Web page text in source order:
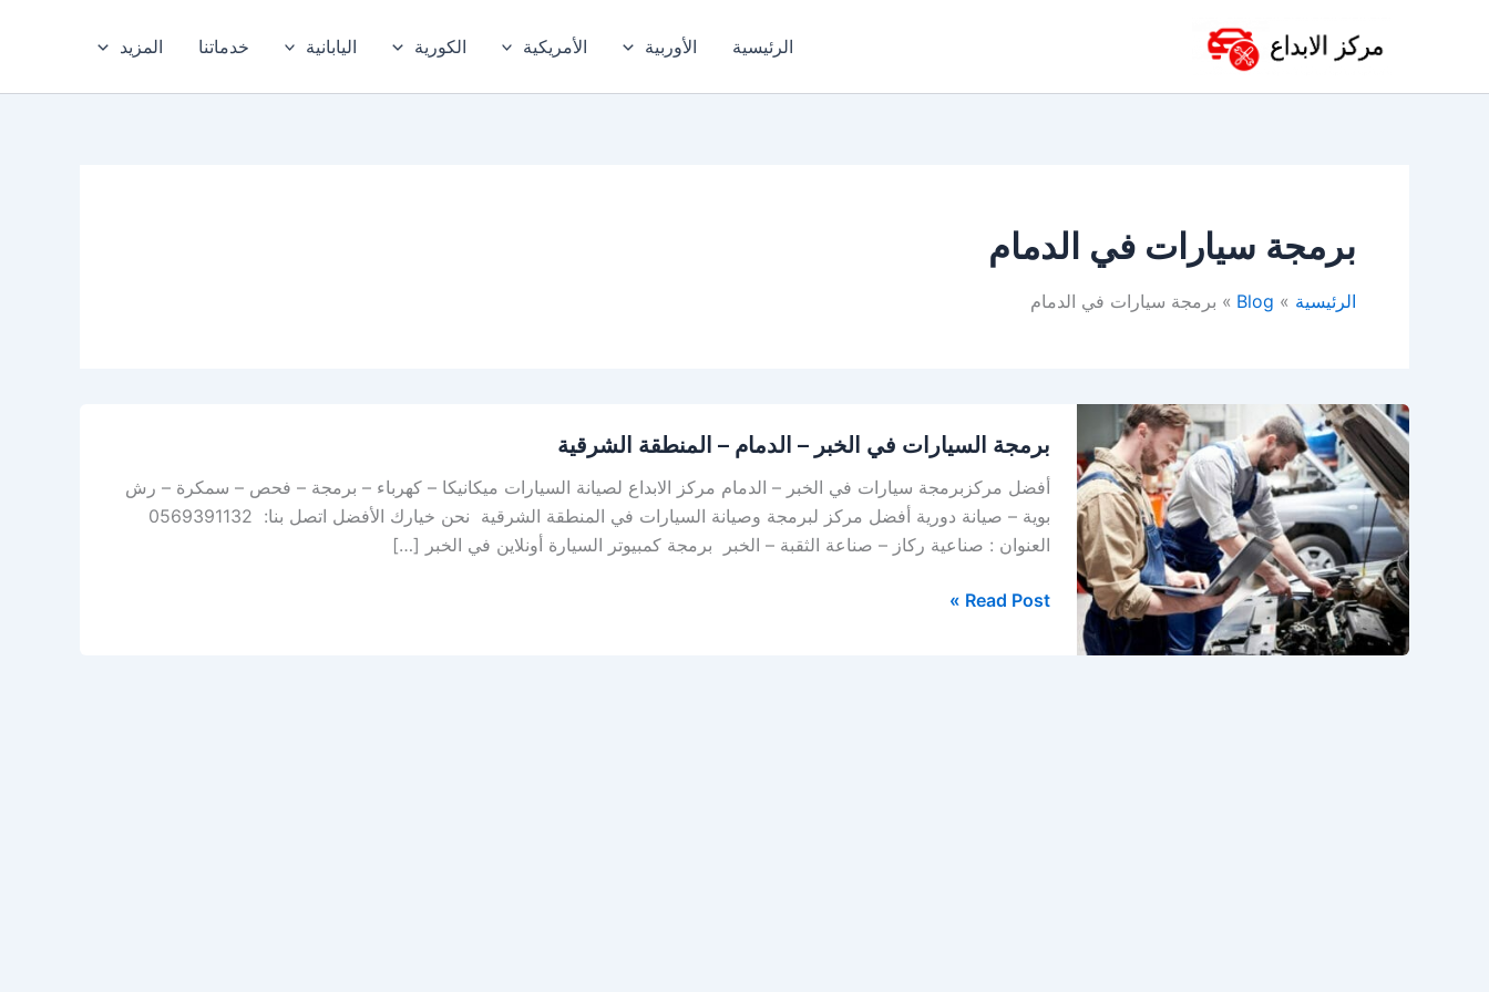
الرئيسية الأوربية الأمريكية الكورية اليابانية خدماتنا المزيد
برمجة سيارات في الدمام
الرئيسية Blog برمجة سيارات في الدمام
برمجة السيارات في الخبر – الدمام – المنطقة الشرقية
أفضل مركزبرمجة سيارات في الخبر – الدمام مركز الابداع لصيانة السيارات ميكانيكا – كهرباء – برمجة – فحص – سمكرة – رش
بوية – صيانة دورية أفضل مركز لبرمجة وصيانة السيارات في المنطقة الشرقية نحن خيارك الأفضل اتصل بنا: 0569391132
العنوان : صناعية ركاز – صناعة الثقبة – الخبر برمجة كمبيوتر السيارة أونلاين في الخبر […]
السيارات
في
الخبر
–
الدمام
–
Read Post »